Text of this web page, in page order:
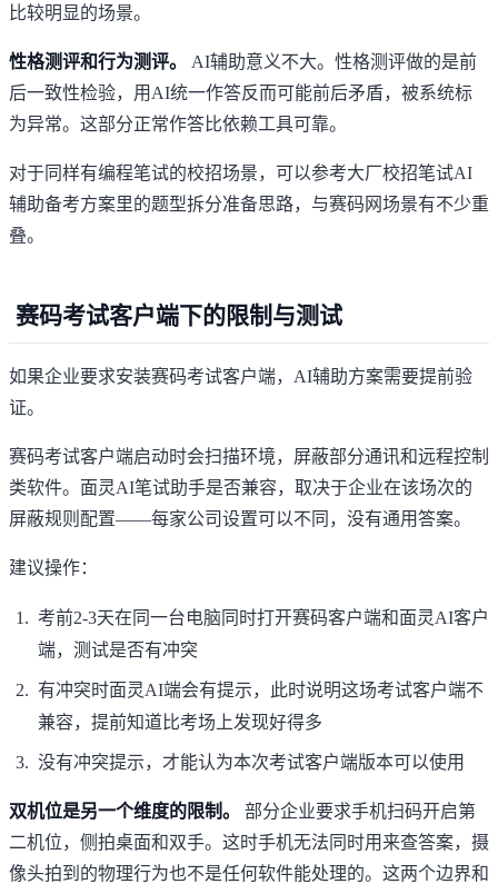
比较明显的场景。
性格测评和行为测评。
AI辅助意义不大。性格测评做的是前
后一致性检验，用AI统一作答反而可能前后矛盾，被系统标
为异常。这部分正常作答比依赖工具可靠。
对于同样有编程笔试的校招场景，可以参考大厂校招笔试AI
辅助备考方案里的题型拆分准备思路，与赛码网场景有不少重
叠。
赛码考试客户端下的限制与测试
如果企业要求安装赛码考试客户端，AI辅助方案需要提前验
证。
赛码考试客户端启动时会扫描环境，屏蔽部分通讯和远程控制
类软件。面灵AI笔试助手是否兼容，取决于企业在该场次的
屏蔽规则配置——每家公司设置可以不同，没有通用答案。
建议操作：
考前2-3天在同一台电脑同时打开赛码客户端和面灵AI客户
端，测试是否有冲突
有冲突时面灵AI端会有提示，此时说明这场考试客户端不
兼容，提前知道比考场上发现好得多
没有冲突提示，才能认为本次考试客户端版本可以使用
双机位是另一个维度的限制。
部分企业要求手机扫码开启第
二机位，侧拍桌面和双手。这时手机无法同时用来查答案，摄
像头拍到的物理行为也不是任何软件能处理的。这两个边界和